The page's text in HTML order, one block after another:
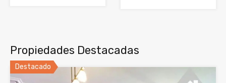
Propiedades Destacadas
Destacado